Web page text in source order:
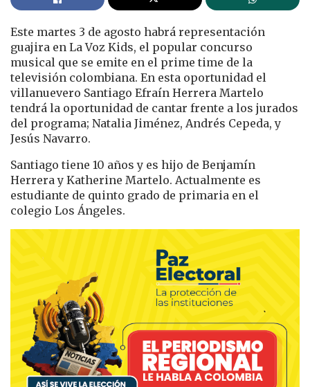
Este martes 3 de agosto habrá representación
guajira en La Voz Kids, el popular concurso
musical que se emite en el prime time de la
televisión colombiana. En esta oportunidad el
villanuevero Santiago Efraín Herrera Martelo
tendrá la oportunidad de cantar frente a los jurados
del programa; Natalia Jiménez, Andrés Cepeda, y
Jesús Navarro.
Santiago tiene 10 años y es hijo de Benjamín
Herrera y Katherine Martelo. Actualmente es
estudiante de quinto grado de primaria en el
colegio Los Ángeles.